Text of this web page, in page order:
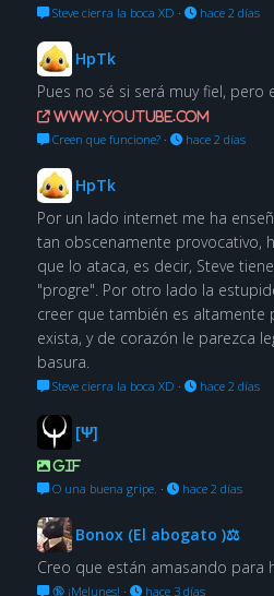
Steve cierra la boca XD · hace 2 días
HpTk
Pues no sé si será muy fiel, pero
www.youtube.com
Creen que funcione?· hace 2 días
HpTk
Por un lado internet me ha
tan obscenamente provocativo,
que lo ataca, es decir, Steve
"progre". Por otro lado la
creer que también es altamente
exista, y de corazón le parezca
basura.
Steve cierra la boca XD · hace 2 días
[Ψ]
GIF
O una buena gripe. · hace 2 días
Bonox (El abogato )⚖
Creo que están amasando para
🔞 ¡Melunes! · hace 3 días